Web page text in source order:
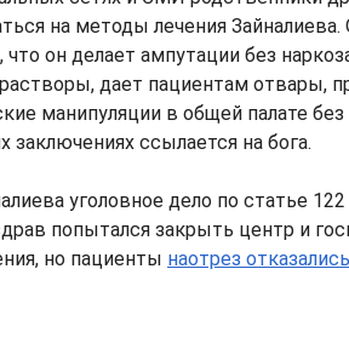
на методы лечения Зайналиева.
что он делает ампутации без
дает пациентам отвары,
манипуляции в общей палате
заключениях ссылается на бога.
уголовное дело по статье
попытался закрыть центр и
но пациенты наотрез отказались